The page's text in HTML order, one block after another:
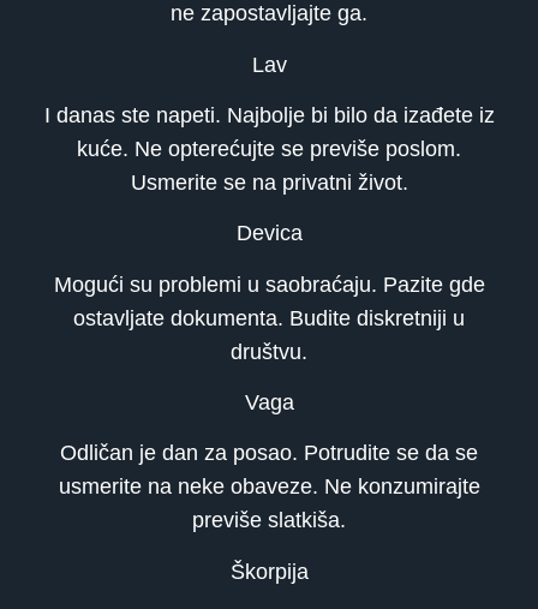
ne zapostavljajte ga.
Lav
I danas ste napeti. Najbolje bi bilo da izađete iz
kuće. Ne opterećujte se previše poslom.
Usmerite se na privatni život.
Devica
Mogući su problemi u saobraćaju. Pazite gde
ostavljate dokumenta. Budite diskretniji u
društvu.
Vaga
Odličan je dan za posao. Potrudite se da se
usmerite na neke obaveze. Ne konzumirajte
previše slatkiša.
Škorpija